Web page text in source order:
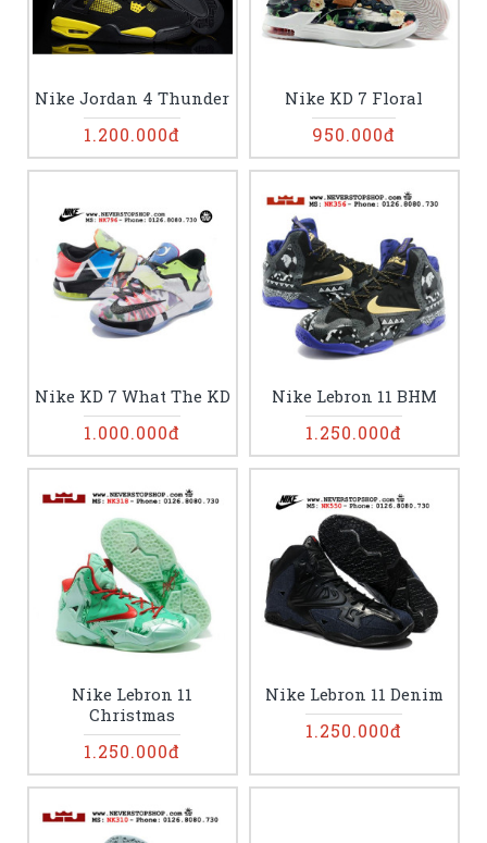
Nike Jordan 4 Thunder
1.200.000đ
Nike KD 7 Floral
950.000đ
Nike KD 7 What The KD
1.000.000đ
Nike Lebron 11 BHM
1.250.000đ
Nike Lebron 11
Christmas
1.250.000đ
Nike Lebron 11 Denim
1.250.000đ